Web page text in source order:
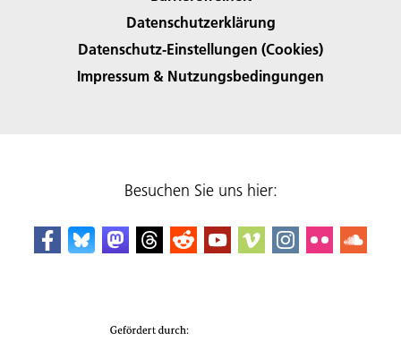
Datenschutzerklärung
Datenschutz-Einstellungen (Cookies)
Impressum & Nutzungsbedingungen
Besuchen Sie uns hier: